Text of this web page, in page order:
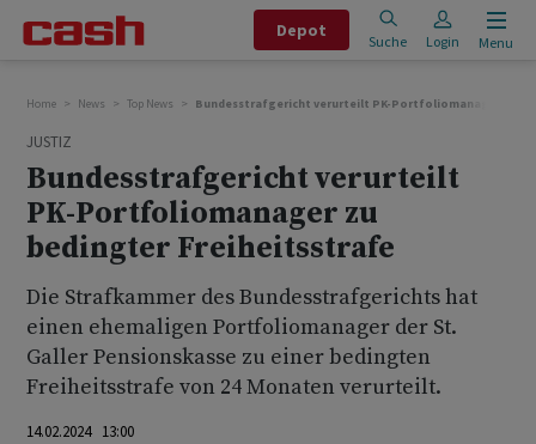
Depot
Suche Login Menu
Home News Top News Bundesstrafgericht verurteilt PK-Portfoliomanager zu
JUSTIZ
Bundesstrafgericht verurteilt
PK-Portfoliomanager zu
bedingter Freiheitsstrafe
Die Strafkammer des Bundesstrafgerichts hat
einen ehemaligen Portfoliomanager der St.
Galler Pensionskasse zu einer bedingten
Freiheitsstrafe von 24 Monaten verurteilt.
14.02.2024 13:00